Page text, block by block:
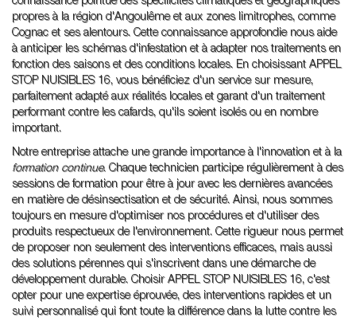
propres à la région d'Angoulême et aux zones limitrophes, comme
Cognac et ses alentours. Cette connaissance approfondie nous aide
à anticiper les schémas d'infestation et à adapter nos traitements en
fonction des saisons et des conditions locales. En choisissant APPEL
STOP NUISIBLES 16, vous bénéficiez d'un service sur mesure,
parfaitement adapté aux réalités locales et garant d'un traitement
performant contre les cafards, qu'ils soient isolés ou en nombre
important.
Notre entreprise attache une grande importance à l'innovation et à la
formation continue. Chaque technicien participe régulièrement à des
sessions de formation pour être à jour avec les dernières avancées
en matière de désinsectisation et de sécurité. Ainsi, nous sommes
toujours en mesure d'optimiser nos procédures et d'utiliser des
produits respectueux de l'environnement. Cette rigueur nous permet
de proposer non seulement des interventions efficaces, mais aussi
des solutions pérennes qui s'inscrivent dans une démarche de
développement durable. Choisir APPEL STOP NUISIBLES 16, c'est
opter pour une expertise éprouvée, des interventions rapides et un
suivi personnalisé qui font toute la différence dans la lutte contre les